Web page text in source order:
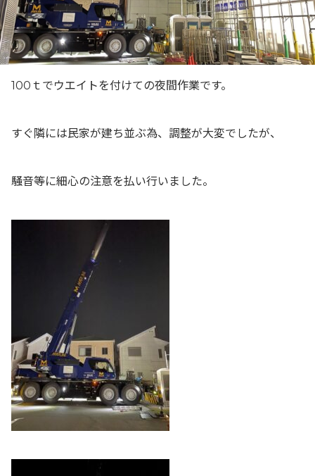
100ｔでウエイトを付けての夜間作業です。
すぐ隣には民家が建ち並ぶ為、調整が大変でしたが、
騒音等に細心の注意を払い行いました。